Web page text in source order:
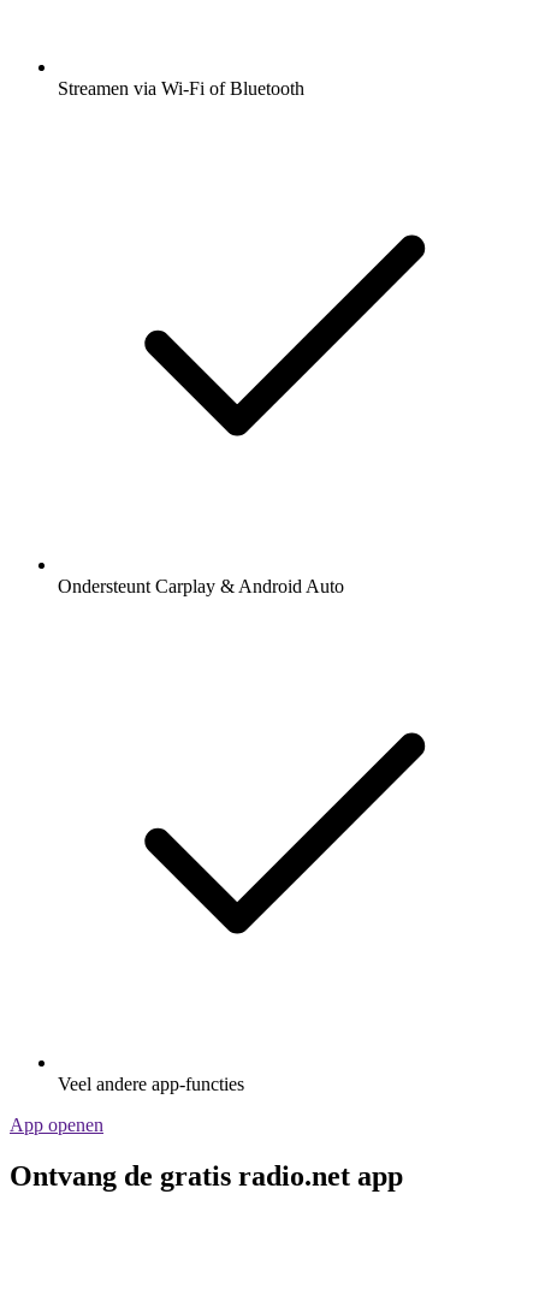
Streamen via Wi-Fi of Bluetooth
Ondersteunt Carplay & Android Auto
Veel andere app-functies
App openen
Ontvang de gratis radio.net app